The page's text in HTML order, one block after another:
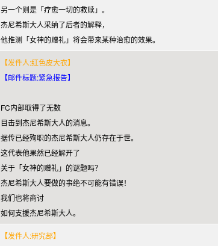
另一个则是「疗愈一切的救赎」。
杰尼希斯大人采纳了后者的解释，
他推测「女神的赠礼」将会带来某种治愈的效果。
【发件人:红色皮大衣】
【邮件标题:紧急报告】
FC内部取得了无数
目击到杰尼希斯大人的消息。
据传已经殉职的杰尼希斯大人仍存在于世。
这代表他果然已经解开了
关于「女神的赠礼」的谜题吗？
杰尼希斯大人要做的事绝不可能有错误！
我们也将商讨
如何支援杰尼希斯大人。
【发件人:研究部】